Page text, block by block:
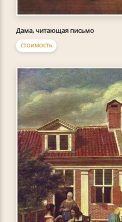
Дама, читающая письмо
СТОИМОСТЬ